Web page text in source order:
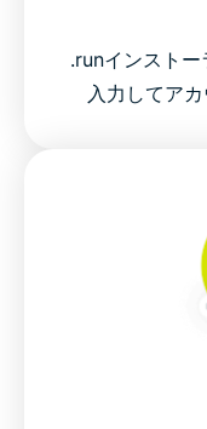
.runインスト
入力してア